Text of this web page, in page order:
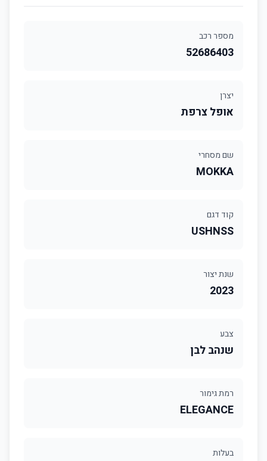
מספר רכב
52686403
יצרן
אופל צרפת
שם מסחרי
MOKKA
קוד דגם
USHNSS
שנת יצור
2023
צבע
שנהב לבן
רמת גימור
ELEGANCE
בעלות